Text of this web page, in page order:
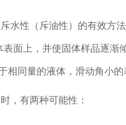
水性（斥油性）的有效方法
面上，并使固体样品逐渐
相同量的液体，滑动角小
，有两种可能性：